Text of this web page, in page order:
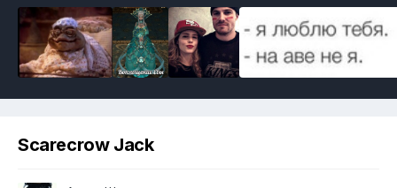
Scarecrow Jack